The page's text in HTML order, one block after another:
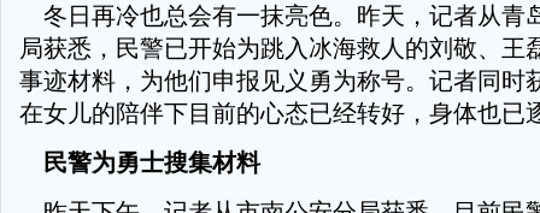
冬日再冷也总会有一抹亮色。昨天，记者从青
局获悉，民警已开始为跳入冰海救人的刘敬、王
事迹材料，为他们申报见义勇为称号。记者同时
在女儿的陪伴下目前的心态已经转好，身体也已
民警为勇士搜集材料